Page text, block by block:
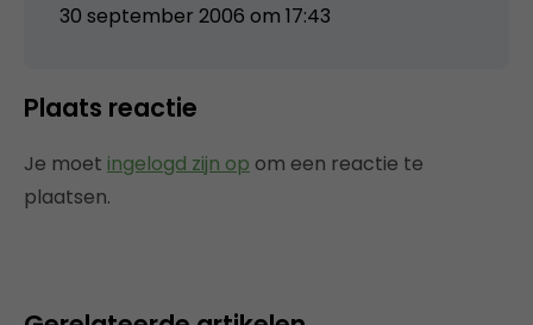
30 september 2006 om 17:43
Plaats reactie
Je moet ingelogd zijn op om een reactie te
plaatsen.